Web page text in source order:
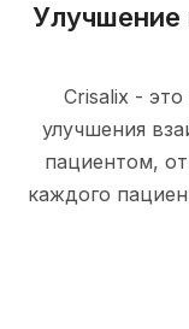
Улучшение
Crisalix -
улучшения
пациентом,
каждого